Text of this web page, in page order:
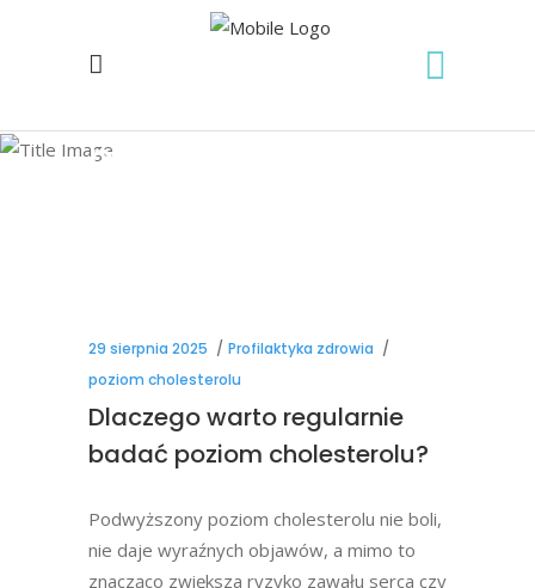
poziom
29 sierpnia 2025
Profilaktyka zdrowia
poziom cholesterolu
Dlaczego warto regularnie
badać poziom cholesterolu?
Podwyższony poziom cholesterolu nie boli,
nie daje wyraźnych objawów, a mimo to
znacząco zwiększa ryzyko zawału serca czy